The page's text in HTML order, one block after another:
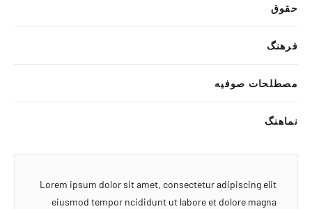
حقوق
فرهنگ
مصطلحات صوفیه
نماهنگ
Lorem ipsum dolor sit amet, consectetur adipiscing elit
eiusmod tempor ncididunt ut labore et dolore magna